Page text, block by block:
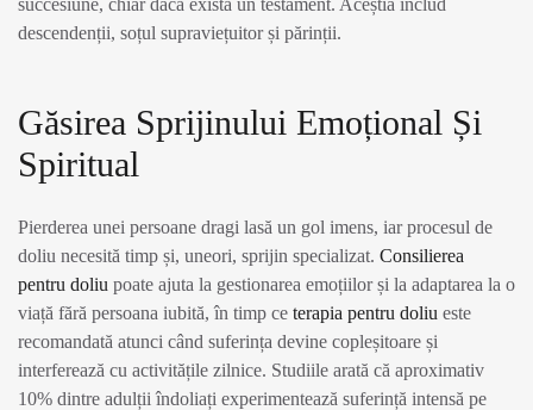
descendenții, soțul supraviețuitor și părinții.
Găsirea Sprijinului Emoțional Și
Spiritual
Pierderea unei persoane dragi lasă un gol imens, iar procesul de
doliu necesită timp și, uneori, sprijin specializat. Consilierea
pentru doliu poate ajuta la gestionarea emoțiilor și la adaptarea la o
viață fără persoana iubită, în timp ce terapia pentru doliu este
recomandată atunci când suferința devine copleșitoare și
interferează cu activitățile zilnice. Studiile arată că aproximativ
10% dintre adulții îndoliați experimentează suferință intensă pe